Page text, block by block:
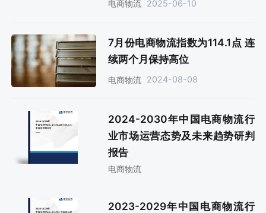
电商物流 2025-06-10
7月份电商物流指数为114.1点 连
续两个月保持高位
电商物流 2024-08-08
2024-2030年中国电商物流行
业市场运营态势及未来趋势研判
报告
电商物流
2023-2029年中国电商物流行